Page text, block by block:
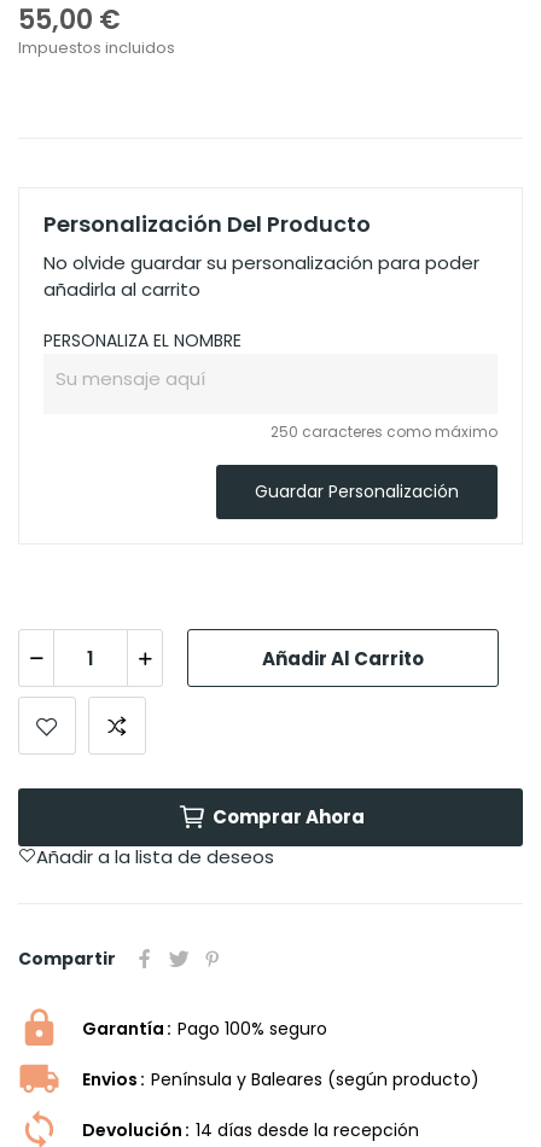
55,00 €
Impuestos incluidos
Personalización Del Producto
No olvide guardar su personalización para poder
añadirla al carrito
PERSONALIZA EL NOMBRE
250 caracteres como máximo
Guardar Personalización
Añadir Al Carrito
Comprar Ahora
Añadir a la lista de deseos
Compartir
Garantía Pago 100% seguro
Envios Península y Baleares (según producto)
Devolución 14 dí­as desde la recepción